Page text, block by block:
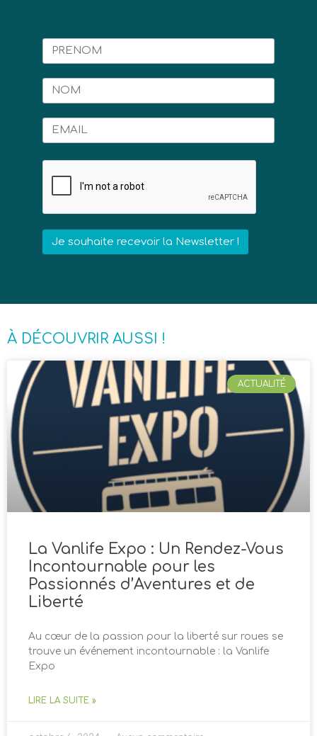
À DÉCOUVRIR AUSSI !
ACTUALITÉ
La Vanlife Expo : Un Rendez-Vous
Incontournable pour les
Passionnés d’Aventures et de
Liberté
Au cœur de la passion pour la liberté sur roues se
trouve un événement incontournable : la Vanlife
Expo
LIRE LA SUITE »